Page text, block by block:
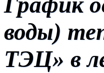
воды)
ТЭЦ» в